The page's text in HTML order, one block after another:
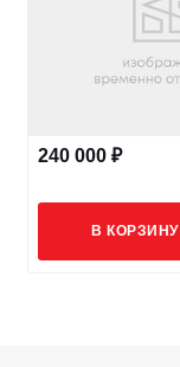
240 000 ₽
В КОРЗИНУ